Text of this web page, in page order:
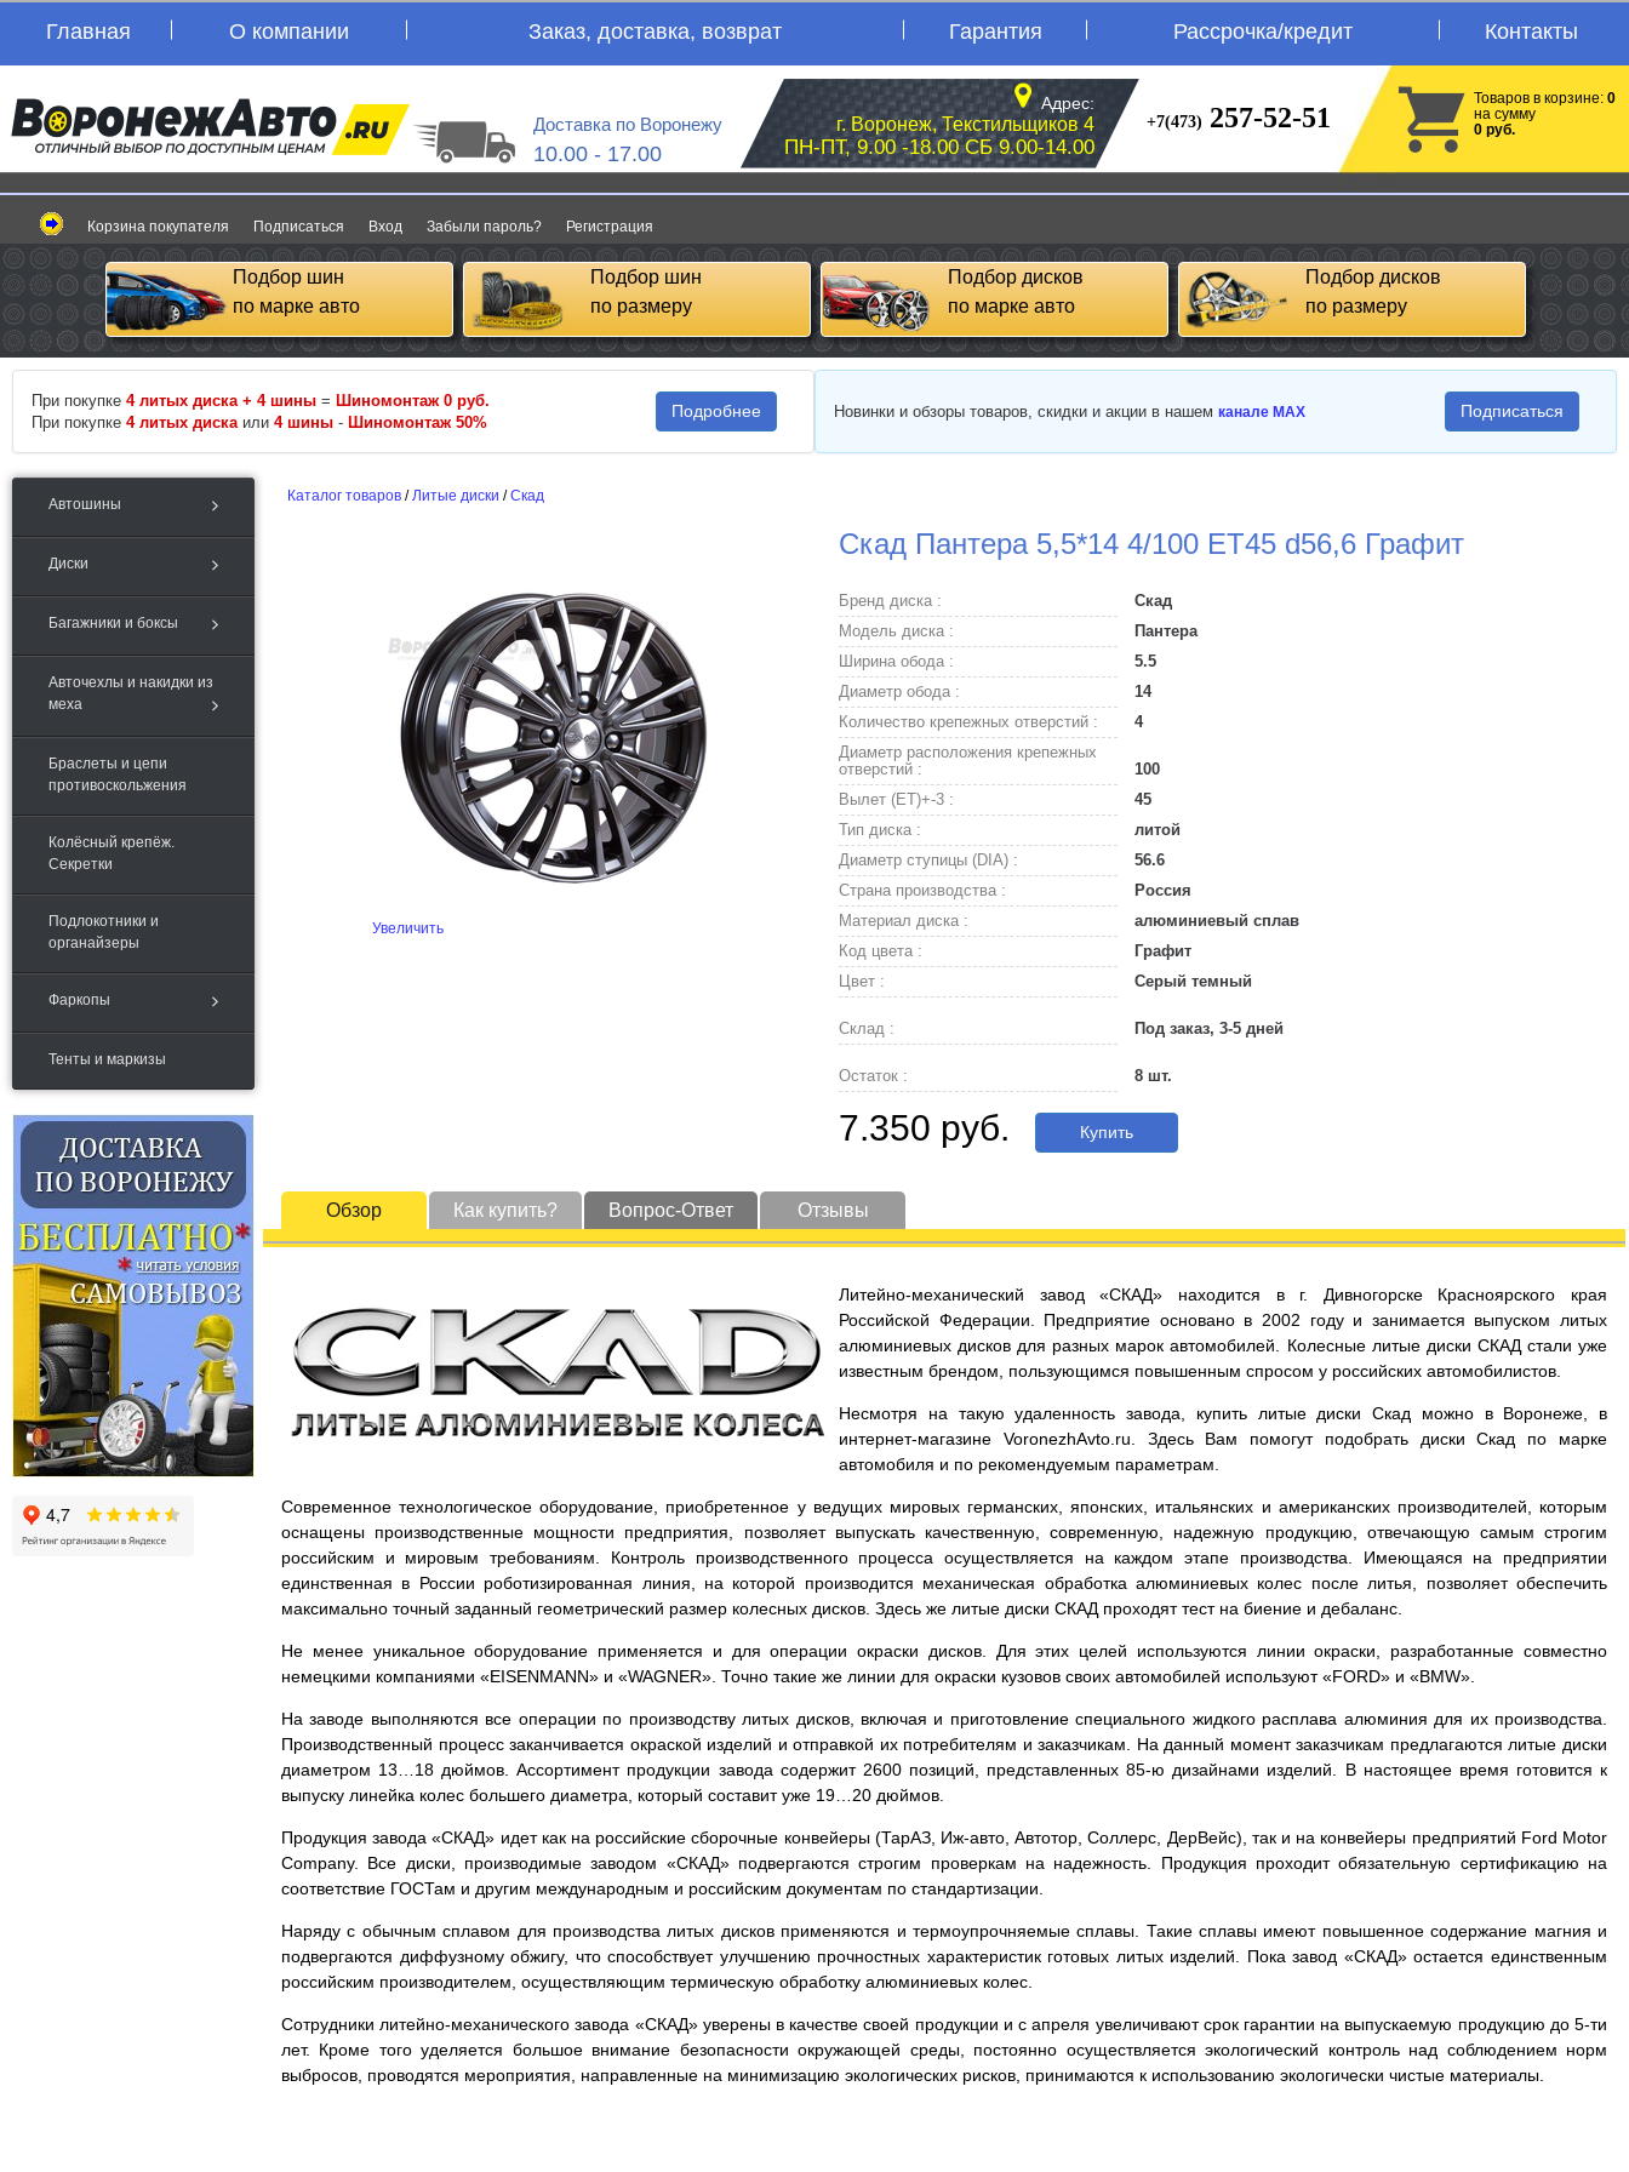
Главная О компании Заказ, доставка, возврат Гарантия Рассрочка/кредит Контакты
Доставка по Воронежу
10.00 - 17.00
Адрес:
г. Воронеж, Текстильщиков 4
ПН-ПТ, 9.00 -18.00 СБ 9.00-14.00
+7(473) 257-52-51
Товаров в корзине: 0
на сумму
0 руб.
Корзина покупателя Подписаться Вход Забыли пароль? Регистрация
Подбор шин
по марке авто
Подбор шин
по размеру
Подбор дисков
по марке авто
Подбор дисков
по размеру
При покупке 4 литых диска + 4 шины = Шиномонтаж 0 руб.
При покупке 4 литых диска или 4 шины - Шиномонтаж 50%
Подробнее Новинки и обзоры товаров, скидки и акции в нашем канале MAX Подписаться
Автошины
Диски
Багажники и боксы
Авточехлы и накидки из
меха
Браслеты и цепи
противоскольжения
Колёсный крепёж.
Секретки
Подлокотники и
органайзеры
Фаркопы
Тенты и маркизы
Каталог товаров /Литые диски /Скад
Скад Пантера 5,5*14 4/100 ET45 d56,6 Графит
Увеличить
Бренд диска :
Скад
Модель диска :
Пантера
Ширина обода :
5.5
Диаметр обода :
14
Количество крепежных отверстий :
4
Диаметр расположения крепежных
отверстий :
100
Вылет (ET)+-3 :
45
Тип диска :
литой
Диаметр ступицы (DIA) :
56.6
Страна производства :
Россия
Материал диска :
алюминиевый сплав
Код цвета :
Графит
Цвет :
Серый темный
Склад : Под заказ, 3-5 дней
Остаток : 8 шт.
7.350 руб. Купить
Обзор Как купить? Вопрос-Ответ Отзывы
Литейно-механический завод «СКАД» находится в г. Дивногорске Красноярского края
Российской Федерации. Предприятие основано в 2002 году и занимается выпуском литых
алюминиевых дисков для разных марок автомобилей. Колесные литые диски СКАД стали уже
известным брендом, пользующимся повышенным спросом у российских автомобилистов.
Несмотря на такую удаленность завода, купить литые диски Скад можно в Воронеже, в
интернет-магазине VoronezhAvto.ru. Здесь Вам помогут подобрать диски Скад по марке
автомобиля и по рекомендуемым параметрам.
Современное технологическое оборудование, приобретенное у ведущих мировых германских, японских, итальянских и американских производителей, которым
оснащены производственные мощности предприятия, позволяет выпускать качественную, современную, надежную продукцию, отвечающую самым строгим
российским и мировым требованиям. Контроль производственного процесса осуществляется на каждом этапе производства. Имеющаяся на предприятии
единственная в России роботизированная линия, на которой производится механическая обработка алюминиевых колес после литья, позволяет обеспечить
максимально точный заданный геометрический размер колесных дисков. Здесь же литые диски СКАД проходят тест на биение и дебаланс.
Не менее уникальное оборудование применяется и для операции окраски дисков. Для этих целей используются линии окраски, разработанные совместно
немецкими компаниями «EISENMANN» и «WAGNER». Точно такие же линии для окраски кузовов своих автомобилей используют «FORD» и «BMW».
На заводе выполняются все операции по производству литых дисков, включая и приготовление специального жидкого расплава алюминия для их производства.
Производственный процесс заканчивается окраской изделий и отправкой их потребителям и заказчикам. На данный момент заказчикам предлагаются литые диски
диаметром 13…18 дюймов. Ассортимент продукции завода содержит 2600 позиций, представленных 85-ю дизайнами изделий. В настоящее время готовится к
выпуску линейка колес большего диаметра, который составит уже 19…20 дюймов.
Продукция завода «СКАД» идет как на российские сборочные конвейеры (ТарАЗ, Иж-авто, Автотор, Соллерс, ДерВейс), так и на конвейеры предприятий Ford Motor
Company. Все диски, производимые заводом «СКАД» подвергаются строгим проверкам на надежность. Продукция проходит обязательную сертификацию на
соответствие ГОСТам и другим международным и российским документам по стандартизации.
Наряду с обычным сплавом для производства литых дисков применяются и термоупрочняемые сплавы. Такие сплавы имеют повышенное содержание магния и
подвергаются диффузному обжигу, что способствует улучшению прочностных характеристик готовых литых изделий. Пока завод «СКАД» остается единственным
российским производителем, осуществляющим термическую обработку алюминиевых колес.
Сотрудники литейно-механического завода «СКАД» уверены в качестве своей продукции и с апреля увеличивают срок гарантии на выпускаемую продукцию до 5-ти
лет. Кроме того уделяется большое внимание безопасности окружающей среды, постоянно осуществляется экологический контроль над соблюдением норм
выбросов, проводятся мероприятия, направленные на минимизацию экологических рисков, принимаются к использованию экологически чистые материалы.